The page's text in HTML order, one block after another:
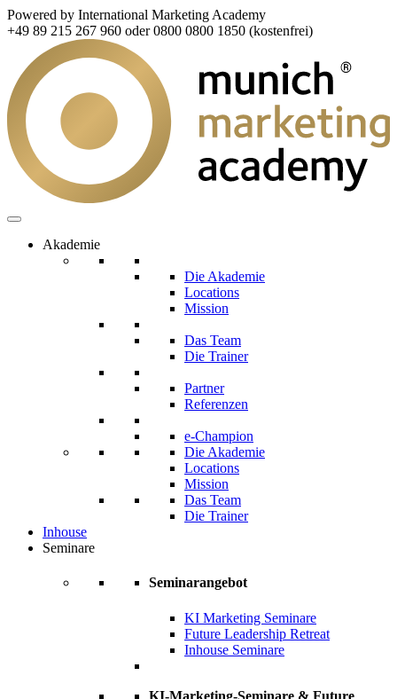
Powered by International Marketing Academy
+49 89 215 267 960 oder 0800 0800 1850 (kostenfrei)
Akademie
Die Akademie
Locations
Mission
Das Team
Die Trainer
Partner
Referenzen
e-Champion
Die Akademie
Locations
Mission
Das Team
Die Trainer
Inhouse
Seminare
Seminarangebot
KI Marketing Seminare
Future Leadership Retreat
Inhouse Seminare
KI-Marketing-Seminare & Future